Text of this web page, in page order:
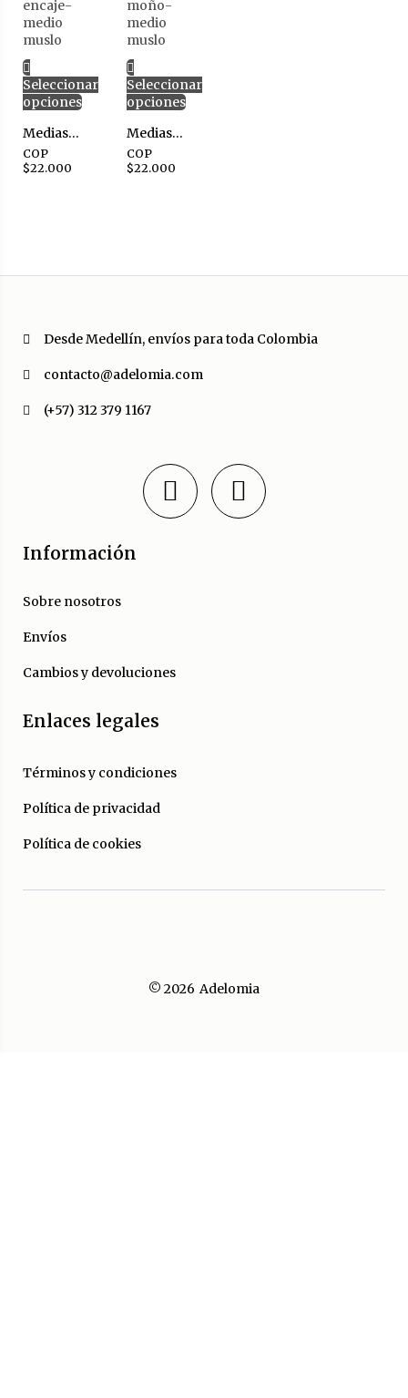
Seleccionar
opciones
Medias de malla en encaje-medio muslo
COP
$22.000
Seleccionar
opciones
Medias de malla con moño-medio muslo
COP
$22.000
Desde Medellín, envíos para toda Colombia
contacto@adelomia.com
(+57) 312 379 1167
Información
Sobre nosotros
Envíos
Cambios y devoluciones
Enlaces legales
Términos y condiciones
Política de privacidad
Política de cookies
© 2026 Adelomia